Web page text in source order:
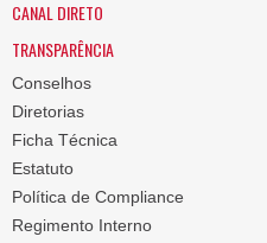
CANAL DIRETO
TRANSPARÊNCIA
Conselhos
Diretorias
Ficha Técnica
Estatuto
Política de Compliance
Regimento Interno